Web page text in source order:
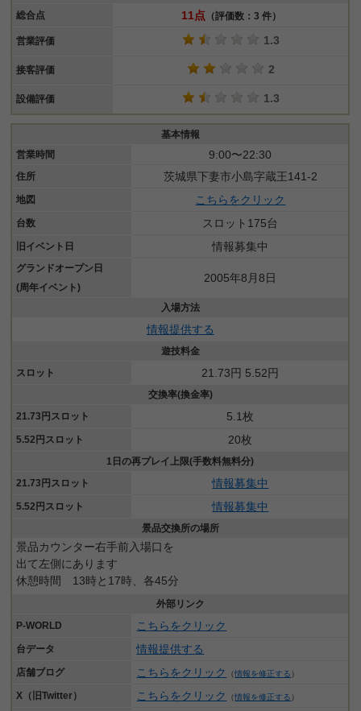
総合点
11点 （評価数：3 件）
営業評価 1.3
接客評価 2
設備評価 1.3
基本情報
営業時間
9:00〜22:30
住所 茨城県下妻市小島字蔵王141-2
地図 こちらをクリック
台数 スロット175台
旧イベント日 情報募集中
グランドオープン日
(周年イベント)
2005年8月8日
入場方法
情報提供する
遊技料金
スロット
21.73円 5.52円
交換率(換金率)
21.73円スロット
5.1枚
5.52円スロット 20枚
1日の再プレイ上限(手数料無料分)
21.73円スロット
情報募集中
5.52円スロット 情報募集中
景品交換所の場所
景品カウンター右手前入場口を
出て左側にあります
休憩時間 13時と17時、各45分
外部リンク
P-WORLD
こちらをクリック
台データ 情報提供する
店舗ブログ こちらをクリック （情報を修正する ）
X（旧Twitter） こちらをクリック （情報を修正する ）